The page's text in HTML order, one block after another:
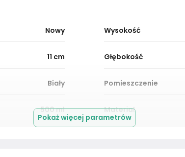
Nowy Wysokość
11 cm Głębokość
Biały Pomieszczenie
500ml Materiał
Pokaż więcej parametrów